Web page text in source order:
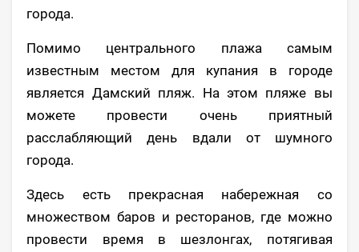
города.
Помимо центрального плажа самым
известным местом для купания в городе
является Дамский пляж. На этом пляже вы
можете провести очень приятный
расслабляющий день вдали от шумного
города.
Здесь есть прекрасная набережная со
множеством баров и ресторанов, где можно
провести время в шезлонгах, потягивая